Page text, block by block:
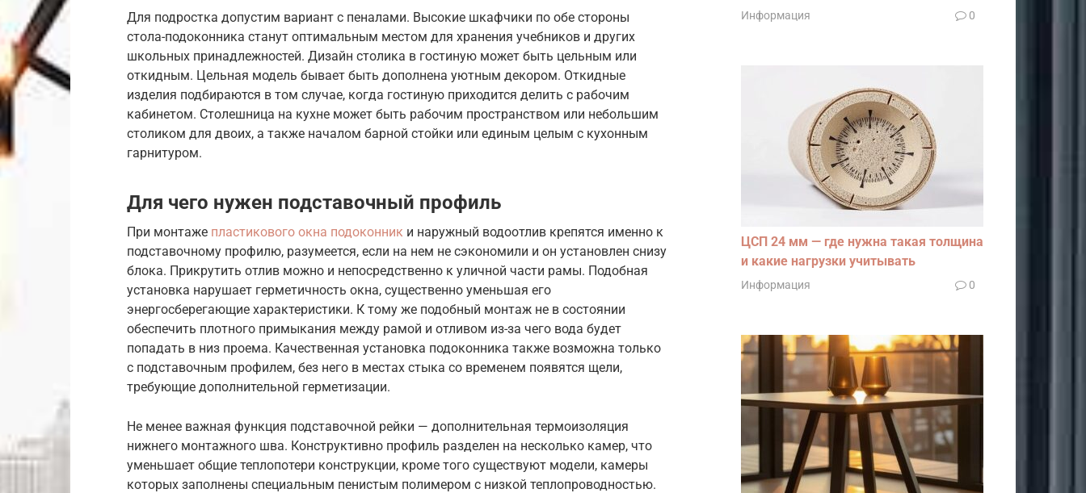
Для подростка допустим вариант с пеналами. Высокие шкафчики по обе стороны
стола-подоконника станут оптимальным местом для хранения учебников и других
школьных принадлежностей. Дизайн столика в гостиную может быть цельным или
откидным. Цельная модель бывает быть дополнена уютным декором. Откидные
изделия подбираются в том случае, когда гостиную приходится делить с рабочим
кабинетом. Столешница на кухне может быть рабочим пространством или небольшим
столиком для двоих, а также началом барной стойки или единым целым с кухонным
гарнитуром.
Для чего нужен подставочный профиль
При монтаже пластикового окна подоконник и наружный водоотлив крепятся именно к
подставочному профилю, разумеется, если на нем не сэкономили и он установлен снизу
блока. Прикрутить отлив можно и непосредственно к уличной части рамы. Подобная
установка нарушает герметичность окна, существенно уменьшая его
энергосберегающие характеристики. К тому же подобный монтаж не в состоянии
обеспечить плотного примыкания между рамой и отливом из-за чего вода будет
попадать в низ проема. Качественная установка подоконника также возможна только
с подставочным профилем, без него в местах стыка со временем появятся щели,
требующие дополнительной герметизации.
Не менее важная функция подставочной рейки — дополнительная термоизоляция
нижнего монтажного шва. Конструктивно профиль разделен на несколько камер, что
уменьшает общие теплопотери конструкции, кроме того существуют модели, камеры
которых заполнены специальным пенистым полимером с низкой теплопроводностью.
Информация 0
ЦСП 24 мм — где нужна такая толщина
и какие нагрузки учитывать
Информация 0